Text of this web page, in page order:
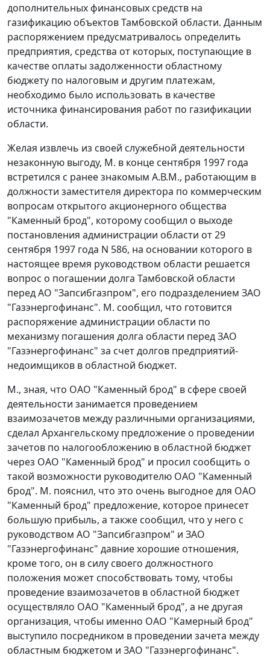
дополнительных финансовых средств на
газификацию объектов Тамбовской области. Данным
распоряжением предусматривалось определить
предприятия, средства от которых, поступающие в
качестве оплаты задолженности областному
бюджету по налоговым и другим платежам,
необходимо было использовать в качестве
источника финансирования работ по газификации
области.
Желая извлечь из своей служебной деятельности
незаконную выгоду, М. в конце сентября 1997 года
встретился с ранее знакомым А.В.М., работающим в
должности заместителя директора по коммерческим
вопросам открытого акционерного общества
"Каменный брод", которому сообщил о выходе
постановления администрации области от 29
сентября 1997 года N 586, на основании которого в
настоящее время руководством области решается
вопрос о погашении долга Тамбовской области
перед АО "Запсибгазпром", его подразделением ЗАО
"Газэнергофинанс". М. сообщил, что готовится
распоряжение администрации области по
механизму погашения долга области перед ЗАО
"Газэнергофинанс" за счет долгов предприятий-
недоимщиков в областной бюджет.
М., зная, что ОАО "Каменный брод" в сфере своей
деятельности занимается проведением
взаимозачетов между различными организациями,
сделал Архангельскому предложение о проведении
зачетов по налогообложению в областной бюджет
через ОАО "Каменный брод" и просил сообщить о
такой возможности руководителю ОАО "Каменный
брод". М. пояснил, что это очень выгодное для ОАО
"Каменный брод" предложение, которое принесет
большую прибыль, а также сообщил, что у него с
руководством АО "Запсибгазпром" и ЗАО
"Газэнергофинанс" давние хорошие отношения,
кроме того, он в силу своего должностного
положения может способствовать тому, чтобы
проведение взаимозачетов в областной бюджет
осуществляло ОАО "Каменный брод", а не другая
организация, чтобы именно ОАО "Камерный брод"
выступило посредником в проведении зачета между
областным бюджетом и ЗАО "Газэнергофинанс".